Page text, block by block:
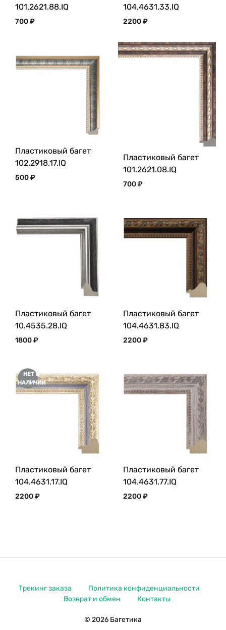
101.2621.88.IQ
700₽
104.4631.33.IQ
2200₽
Пластиковый багет
102.2918.17.IQ
500₽
Пластиковый багет
101.2621.08.IQ
700₽
Пластиковый багет
10.4535.28.IQ
1800₽
Пластиковый багет
104.4631.83.IQ
2200₽
НЕТ В
НАЛИЧИИ
Пластиковый багет
104.4631.17.IQ
2200₽
Пластиковый багет
104.4631.77.IQ
2200₽
© 2026 Багетика
Трекинг заказа
Политика конфиденциальности
Возврат и обмен
Контакты